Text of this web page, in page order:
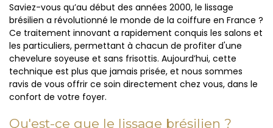
Saviez-vous qu’au début des années 2000, le lissage
brésilien a révolutionné le monde de la coiffure en France ?
Ce traitement innovant a rapidement conquis les salons et
les particuliers, permettant à chacun de profiter d'une
chevelure soyeuse et sans frisottis. Aujourd’hui, cette
technique est plus que jamais prisée, et nous sommes
ravis de vous offrir ce soin directement chez vous, dans le
confort de votre foyer.
Qu'est-ce que le lissage brésilien ?